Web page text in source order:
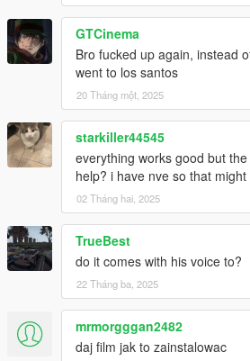
GTCinema
Bro fucked up again, instead
went to los santos
20 Tháng một, 2025
starkiller44545
everything works good but
help? i have nve so that
02 Tháng hai, 2025
TrueBest
do it comes with his voice to?
22 Tháng ba, 2025
mrmorgggan2482
daj film jak to zainstalowac